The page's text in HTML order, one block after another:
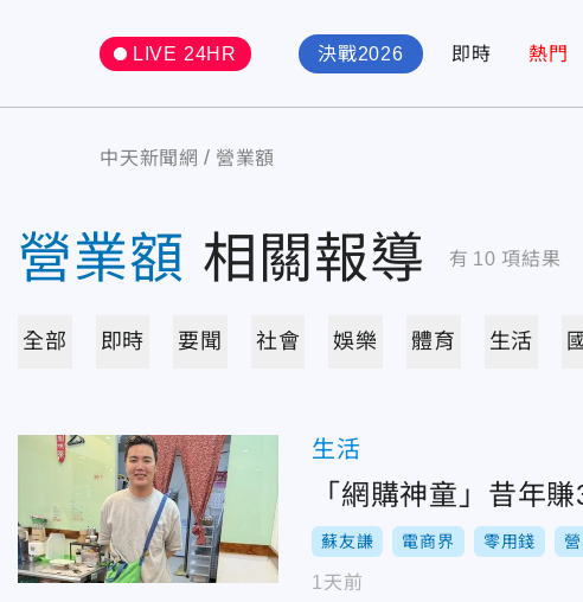
LIVE 24HR 決戰2026 即時 熱門
中天新聞網 營業額
營業額 相關報導 有 10 項結果
全部 即時 要聞 社會 娛樂 體育 生活
生活
「網購神童」昔年
蘇友謙 電商界 零用錢
1天前